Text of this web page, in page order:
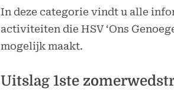
submenu
In deze categorie vindt u alle
activiteiten die HSV ‘Ons
mogelijk maakt.
Uitslag 1ste